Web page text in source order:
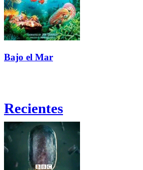
Bajo el Mar
Recientes